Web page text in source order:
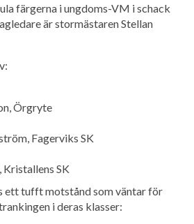
färgerna i ungdoms-VM i schack
är stormästaren Stellan
Örgryte
Fagerviks SK
Kristallens SK
ett tufft motstånd som väntar för
i deras klasser: